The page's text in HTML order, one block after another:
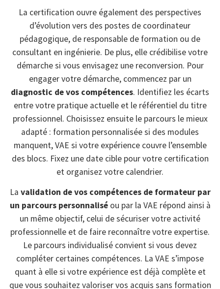
La certification ouvre également des perspectives
d’évolution vers des postes de coordinateur
pédagogique, de responsable de formation ou de
consultant en ingénierie. De plus, elle crédibilise votre
démarche si vous envisagez une reconversion. Pour
engager votre démarche, commencez par un
diagnostic de vos compétences. Identifiez les écarts
entre votre pratique actuelle et le référentiel du titre
professionnel. Choisissez ensuite le parcours le mieux
adapté : formation personnalisée si des modules
manquent, VAE si votre expérience couvre l’ensemble
des blocs. Fixez une date cible pour votre certification
et organisez votre calendrier.
La validation de vos compétences de formateur par
un parcours personnaliséou par la VAE répond ainsi à
un même objectif, celui de sécuriser votre activité
professionnelle et de faire reconnaître votre expertise.
Le parcours individualisé convient si vous devez
compléter certaines compétences. La VAE s’impose
quant à elle si votre expérience est déjà complète et
que vous souhaitez valoriser vos acquis sans formation